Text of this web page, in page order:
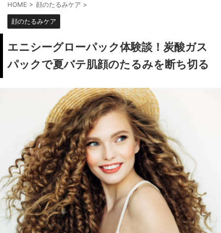
HOME > 顔のたるみケア >
顔のたるみケア
エニシーグローパック体験談！炭酸ガス
パックで夏バテ肌顔のたるみを断ち切る